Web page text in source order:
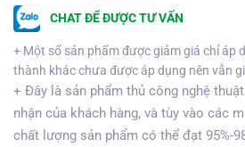
CHAT ĐỂ ĐƯỢC TƯ VẤN
+ Một số sản phẩm được giảm giá chỉ áp
thành khác chưa được áp dụng nên vẫn
+ Đây là sản phẩm thủ công nghệ
nhận của khách hàng, và tùy vào các
chất lượng sản phẩm có thể đạt 95%-